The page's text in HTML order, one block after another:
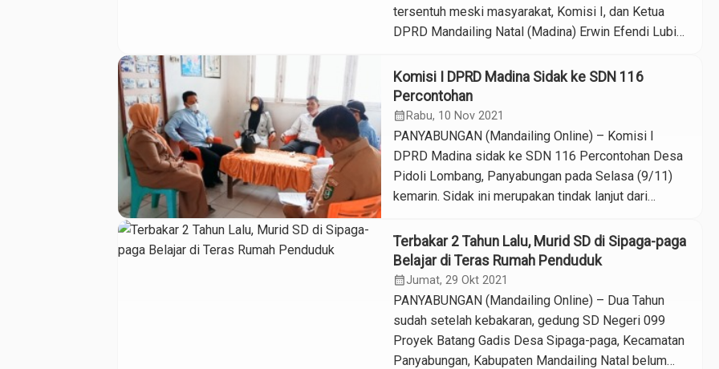
tersentuh meski masyarakat, Komisi I, dan Ketua
DPRD Mandailing Natal (Madina) Erwin Efendi Lubis
angkat bicara. Ketua LSM Merah Putih Tabagsel
Khairunnisah menilai saat ini yang bisa dilakukan
masyarakat hanya tinggal berdoa dan menunggu saja.
“Orang […]
Komisi I DPRD Madina Sidak ke SDN 116
Percontohan
calendar_month Rabu, 10 Nov 2021
PANYABUNGAN (Mandailing Online) – Komisi I
DPRD Madina sidak ke SDN 116 Percontohan Desa
Pidoli Lombang, Panyabungan pada Selasa (9/11)
kemarin. Sidak ini merupakan tindak lanjut dari
kepada Kepala SDN 116 Percontohan Ajawani. Surat
yang ditujukan kepada Ketua DPRD Madina dengan
tembusan Komisi I itu memuat 7 alasan munculnya
[…]
Terbakar 2 Tahun Lalu, Murid SD di Sipaga-paga
Belajar di Teras Rumah Penduduk
calendar_monthJumat, 29 Okt 2021
PANYABUNGAN (Mandailing Online) – Dua Tahun
sudah setelah kebakaran, gedung SD Negeri 099
Proyek Batang Gadis Desa Sipaga-paga, Kecamatan
Panyabungan, Kabupaten Mandailing Natal belum